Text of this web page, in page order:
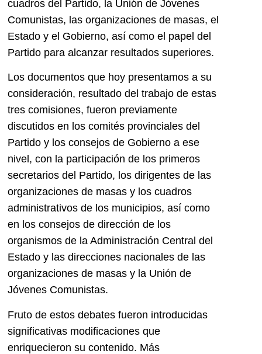
cuadros del Partido, la Unión de Jóvenes
Comunistas, las organizaciones de masas, el
Estado y el Gobierno, así como el papel del
Partido para alcanzar resultados superiores.
Los documentos que hoy presentamos a su
consideración, resultado del trabajo de estas
tres comisiones, fueron previamente
discutidos en los comités provinciales del
Partido y los consejos de Gobierno a ese
nivel, con la participación de los primeros
secretarios del Partido, los dirigentes de las
organizaciones de masas y los cuadros
administrativos de los municipios, así como
en los consejos de dirección de los
organismos de la Administración Central del
Estado y las direcciones nacionales de las
organizaciones de masas y la Unión de
Jóvenes Comunistas.
Fruto de estos debates fueron introducidas
significativas modificaciones que
enriquecieron su contenido. Más